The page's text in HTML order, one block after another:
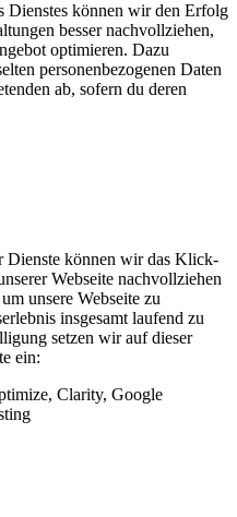
Dienstes können wir den Erfolg
besser nachvollziehen,
optimieren. Dazu
personenbezogenen Daten
ab, sofern du deren
Dienste können wir das Klick-
Webseite nachvollziehen
unsere Webseite zu
insgesamt laufend zu
setzen wir auf dieser
ein:
Clarity, Google